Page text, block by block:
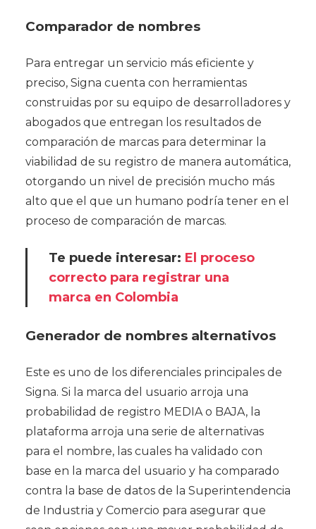
Comparador de nombres
Para entregar un servicio más eficiente y
preciso, Signa cuenta con herramientas
construidas por su equipo de desarrolladores y
abogados que entregan los resultados de
comparación de marcas para determinar la
viabilidad de su registro de manera automática,
otorgando un nivel de precisión mucho más
alto que el que un humano podría tener en el
proceso de comparación de marcas.
Te puede interesar: El proceso
correcto para registrar una
marca en Colombia
Generador de nombres alternativos
Este es uno de los diferenciales principales de
Signa. Si la marca del usuario arroja una
probabilidad de registro MEDIA o BAJA, la
plataforma arroja una serie de alternativas
para el nombre, las cuales ha validado con
base en la marca del usuario y ha comparado
contra la base de datos de la Superintendencia
de Industria y Comercio para asegurar que